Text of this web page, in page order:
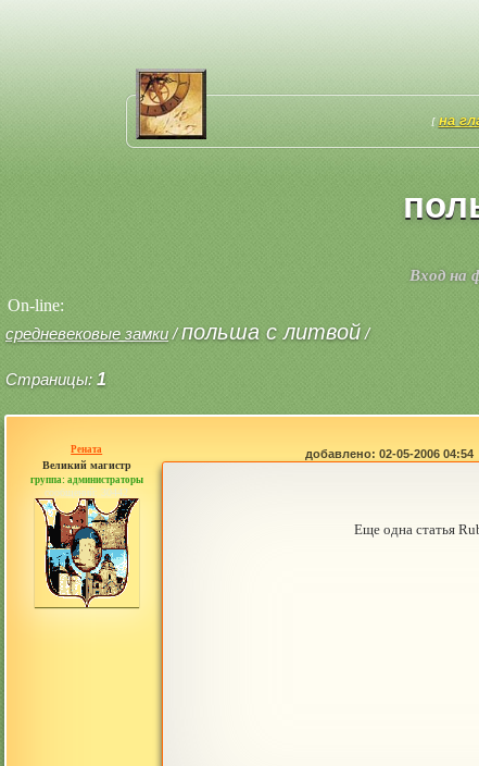
[ на
Вход на
On-line:
средневековые замки /польша с литвой /
Страницы: 1
Рената
Великий магистр
группа: администраторы
сообщений: 30442
добавлено: 02-05-2006 04:54
Еще одна статья